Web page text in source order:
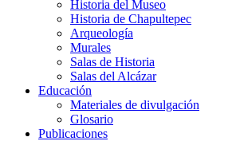
Historia del Museo
Historia de Chapultepec
Arqueología
Murales
Salas de Historia
Salas del Alcázar
Educación
Materiales de divulgación
Glosario
Publicaciones